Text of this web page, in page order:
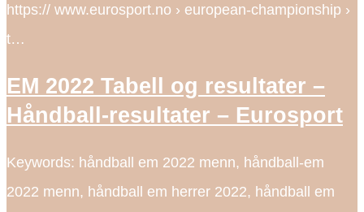
https:// www.eurosport.no › european-championship ›
t…
EM 2022 Tabell og resultater –
Håndball-resultater – Eurosport
Keywords: håndball em 2022 menn, håndball-em
2022 menn, håndball em herrer 2022, håndball em